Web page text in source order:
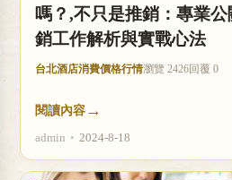
嗎？,不只是推銷：專業
銷工作解析與實戰心法
台北酒店消費價格行情瀏覽 2426回覆 0
閱讀內容 →
admin • 2024-8-18